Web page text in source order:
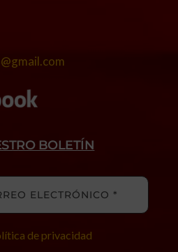
BOLETÍN
de privacidad